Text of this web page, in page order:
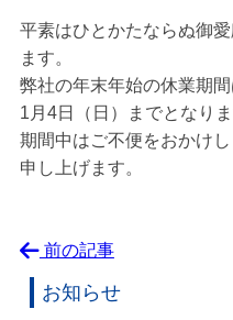
平素はひとかたならぬ御
ます。
弊社の年末年始の休業期
1月4日（日）までとなりま
期間中はご不便をおかけ
申し上げます。
前の記事
お知らせ